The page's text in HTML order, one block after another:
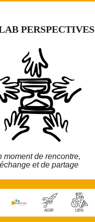
PERSPECTIVES
moment de rencontre,
et de partage
AGIR LIEN
PERSPECTIVES
collectif programmé, contenu
coconstruit, ouverture à toustes
wiki.perspectives.coop/?
PauseDejThematique